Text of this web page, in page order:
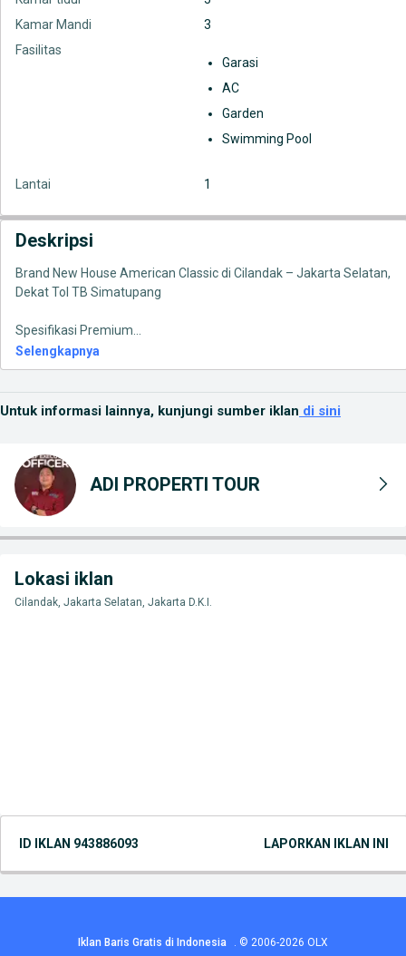
Kamar Mandi
3
Fasilitas
Garasi
AC
Garden
Swimming Pool
Lantai 1
Deskripsi
Brand New House American Classic di Cilandak – Jakarta Selatan,
Dekat Tol TB Simatupang
Spesifikasi Premium
Selengkapnya
Untuk informasi lainnya, kunjungi sumber iklan di sini
ADI PROPERTI TOUR
Lokasi iklan
Cilandak, Jakarta Selatan, Jakarta D.K.I.
ID IKLAN 943886093 LAPORKAN IKLAN INI
Iklan Baris Gratis di Indonesia . © 2006-2026 OLX